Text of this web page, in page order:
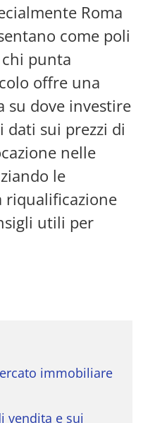
Roma
come poli
punta
offre una
su dove investire
dati sui prezzi di
nelle
le
riqualificazione
utili per
immobiliare
vendita e sui